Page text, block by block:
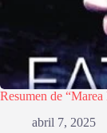
Resumen de
abril 7, 2025